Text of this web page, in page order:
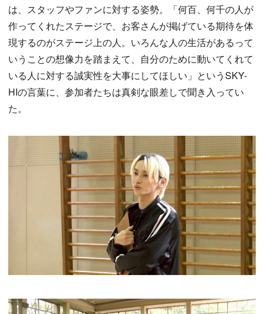
は、スタッフやファンに対する姿勢。「何百、何千の人が
作ってくれたステージで、お客さんが掲げている期待を体
現するのがステージ上の人。いろんな人の生活があるって
いうことの想像力を踏まえて、自分のために動いてくれて
いる人に対する誠実性を大事にしてほしい」というSKY-
HIの言葉に、参加者たちは真剣な眼差しで聞き入ってい
た。